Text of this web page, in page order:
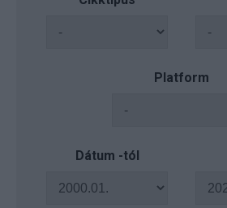
Platform
Dátum -tól